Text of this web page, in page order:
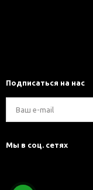
Подписаться на нас
Мы в соц. сетях